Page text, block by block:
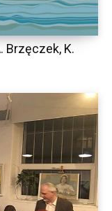
Brzęczek, K.